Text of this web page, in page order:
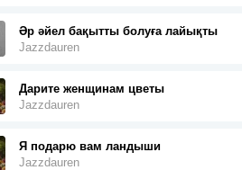
Әр әйел бақытты болуға лайықты
Jazzdauren
Дарите женщинам цветы
Jazzdauren
Я подарю вам ландыши
Jazzdauren